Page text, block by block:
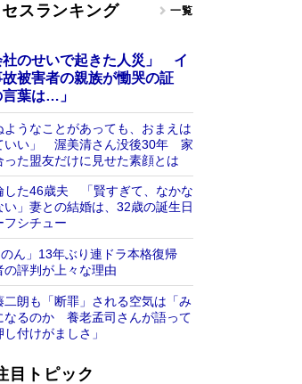
スランキング 一覧
社のせいで起きた人災」 イ
被害者の親族が慟哭の証
葉は…」
ようなことがあっても、おまえは
いい」 渥美清さん没後30年 家
った盟友だけに見せた素顔とは
した46歳夫 「賢すぎて、なかな
」妻との結婚は、32歳の誕生日
フシチュー
のん」13年ぶり連ドラ本格復帰
の評判が上々な理由
二朗も「断罪」される空気は「み
なるのか 養老孟司さんが語って
付けがましさ」
目トピック